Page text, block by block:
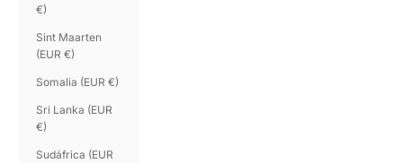
€)
Sint Maarten
(EUR €)
Somalia (EUR €)
Sri Lanka (EUR
€)
Sudáfrica (EUR